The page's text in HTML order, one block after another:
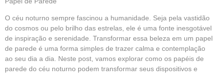
O céu noturno sempre fascinou a humanidade. Seja pela vastidão
do cosmos ou pelo brilho das estrelas, ele é uma fonte inesgotável
de inspiração e serenidade. Transformar essa beleza em um papel
de parede é uma forma simples de trazer calma e contemplação
ao seu dia a dia. Neste post, vamos explorar como os papéis de
parede do céu noturno podem transformar seus dispositivos e